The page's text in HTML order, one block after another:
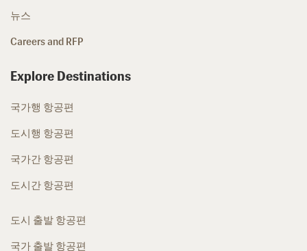
뉴스
Careers and RFP
Explore Destinations
국가행 항공편
도시행 항공편
국가간 항공편
도시간 항공편
도시 출발 항공편
국가 출발 항공편